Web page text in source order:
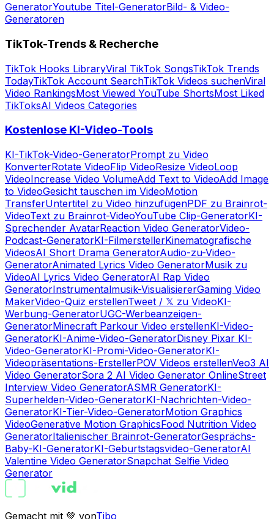
GeneratorYoutube Titel-GeneratorBild- & Video-
Generatoren
TikTok-Trends & Recherche
TikTok Hooks LibraryViral TikTok SongsTikTok Trends
TodayTikTok Account SearchTikTok Videos suchenViral
Video RankingsMost Viewed YouTube ShortsMost Liked
TikToksAI Videos Categories
Kostenlose KI-Video-Tools
KI-TikTok-Video-GeneratorPrompt zu Video
KonverterRotate VideoFlip VideoResize VideoLoop
VideoIncrease Video VolumeAdd Text to VideoAdd Image
to VideoGesicht tauschen im VideoMotion
TransferUntertitel zu Video hinzufügenPDF zu Brainrot-
VideoText zu Brainrot-VideoYouTube Clip-GeneratorKI-
Sprechender AvatarReaction Video GeneratorVideo-
Podcast-GeneratorKI-FilmerstellerKinematografische
VideosAI Short Drama GeneratorAudio-zu-Video-
GeneratorAnimated Lyrics Video GeneratorMusik zu
VideoAI Lyrics Video GeneratorAI Rap Video
GeneratorInstrumentalmusik-VisualisiererGaming Video
MakerVideo-Quiz erstellenTweet / 𝕏 zu VideoKI-
Werbung-GeneratorUGC-Werbeanzeigen-
GeneratorMinecraft Parkour Video erstellenKI-Video-
GeneratorKI-Anime-Video-GeneratorDisney Pixar KI-
Video-GeneratorKI-Promi-Video-GeneratorKI-
Videopräsentations-ErstellerPOV Videos erstellenVeo3 AI
Video GeneratorSora 2 AI Video Generator OnlineStreet
Interview Video GeneratorASMR GeneratorKI-
Superhelden-Video-GeneratorKI-Nachrichten-Video-
GeneratorKI-Tier-Video-GeneratorMotion Graphics
VideoGenerative Motion GraphicsFood Nutrition Video
GeneratorItalienischer Brainrot-GeneratorGesprächs-
Baby-KI-GeneratorKI-Geburtstagsvideo-GeneratorAI
Valentine Video GeneratorSnapchat Selfie Video
Generator
Gemacht mit 💚 vonTibo